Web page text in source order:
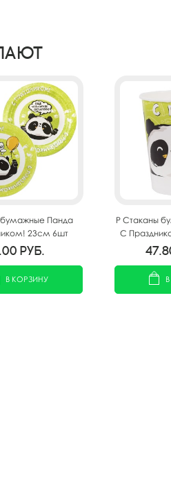
бумажные Панда
23см 6шт
руб.
В КОРЗИНУ
P Стаканы
С